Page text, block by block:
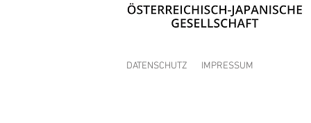
DATENSCHUTZ IMPRESSUM